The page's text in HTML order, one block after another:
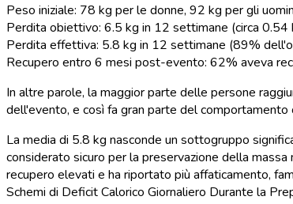
Peso iniziale: 78 kg per le donne, 92 kg per gli
Perdita obiettivo: 6.5 kg in 12 settimane (circa
Perdita effettiva: 5.8 kg in 12 settimane (89%
Recupero entro 6 mesi post-evento: 62% aveva
In altre parole, la maggior parte delle persone
dell'evento, e così fa gran parte del
La media di 5.8 kg nasconde un sottogruppo
considerato sicuro per la preservazione della
recupero elevati e ha riportato più affaticamento,
Schemi di Deficit Calorico Giornaliero Durante la